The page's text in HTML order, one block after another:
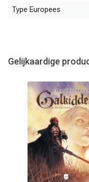
Type Europees
Gelijkaardige